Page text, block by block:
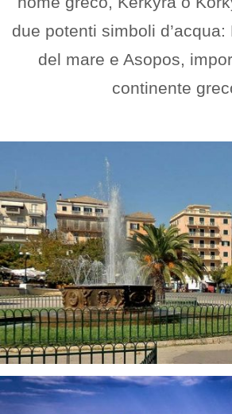
Corfù è un’isola greca nel
nome greco, Kerkyra o
del mare e Asopos,
SPIANADA SQUARE